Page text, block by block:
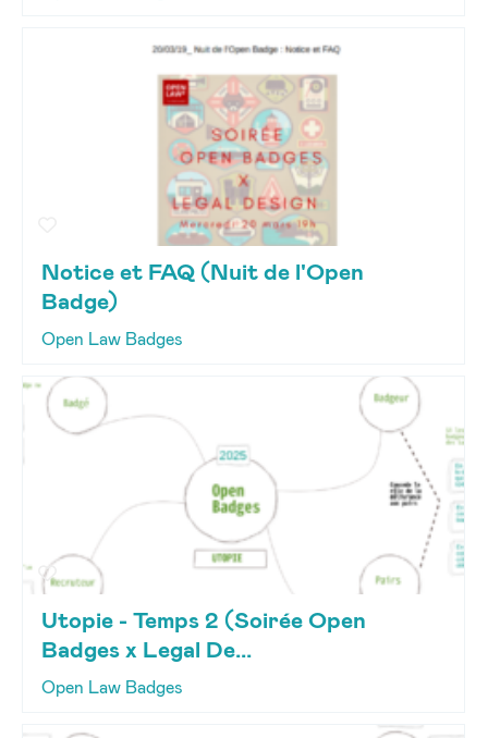
Notice et FAQ (Nuit de l'Open
Badge)
Open Law Badges
Utopie - Temps 2 (Soirée Open
Badges x Legal De...
Open Law Badges